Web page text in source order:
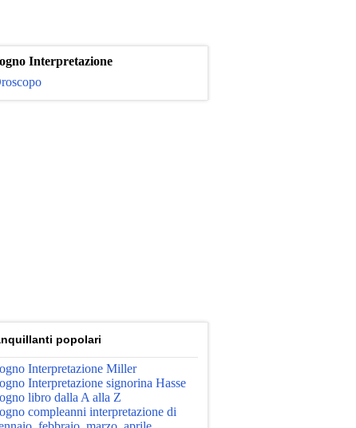
Interpretazione
popolari
Interpretazione Miller
Interpretazione signorina Hasse
libro dalla A alla Z
compleanni interpretazione di